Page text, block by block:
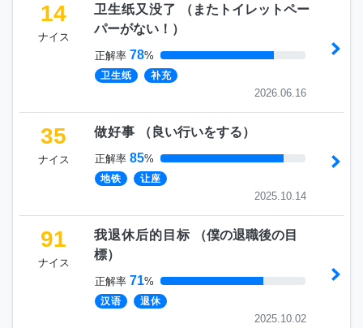
14
ナイス
卫生纸又没了 （ またトイレットペー
パーがない！ ）
正解率 78%
卫生纸 补充
2026.06.16
35
ナイス
做好事 （ 良い行いをする）
正解率 85%
地铁 让座
2025.10.14
91
ナイス
我退休后的目标 （僕の退職後の目
標）
正解率 71%
汉语 退休
2025.10.02